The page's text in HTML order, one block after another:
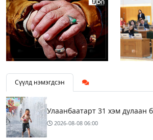
Сүүлд нэмэгдсэн
Улаанбаатарт 31 хэм дулаан
2026-08-08 06:00